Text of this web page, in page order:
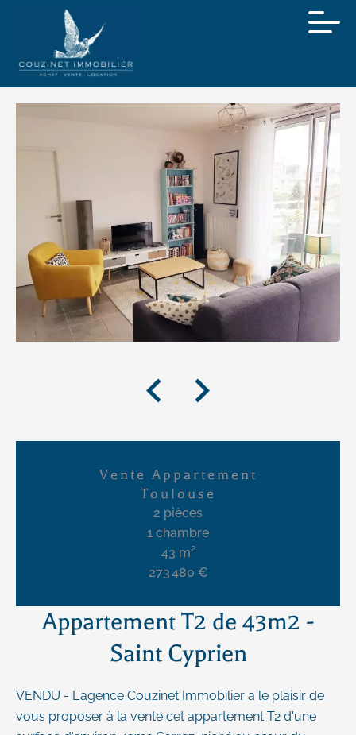
Vente Appartement
Toulouse
2 pièces
1 chambre
43 m²
273 480 €
Appartement T2 de 43m2 -
Saint Cyprien
VENDU - L'agence Couzinet Immobilier a le plaisir de
vous proposer à la vente cet appartement T2 d'une